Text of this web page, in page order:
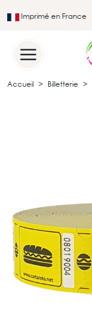
Imprimé en France
Accueil Billetterie